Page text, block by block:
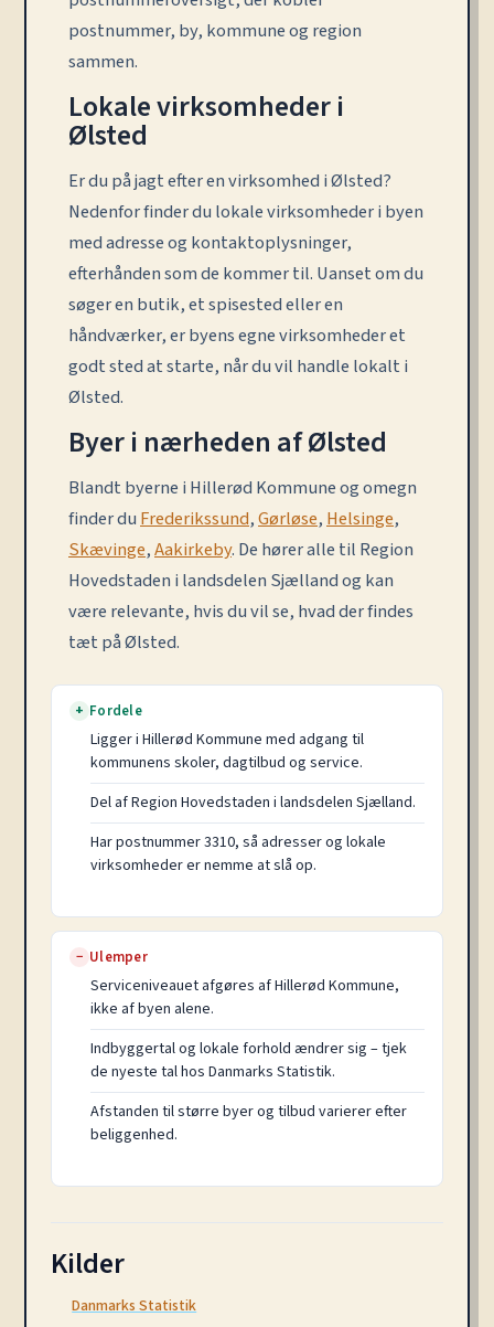
postnummer, by, kommune og region
sammen.
Lokale virksomheder i
Ølsted
Er du på jagt efter en virksomhed i Ølsted?
Nedenfor finder du lokale virksomheder i byen
med adresse og kontaktoplysninger,
efterhånden som de kommer til. Uanset om du
søger en butik, et spisested eller en
håndværker, er byens egne virksomheder et
godt sted at starte, når du vil handle lokalt i
Ølsted.
Byer i nærheden af Ølsted
Blandt byerne i Hillerød Kommune og omegn
finder duFrederikssund,Gørløse,Helsinge,
Skævinge,Aakirkeby. De hører alle til Region
Hovedstaden i landsdelen Sjælland og kan
være relevante, hvis du vil se, hvad der findes
tæt på Ølsted.
+ Fordele
Ligger i Hillerød Kommune med adgang til
kommunens skoler, dagtilbud og service.
Del af Region Hovedstaden i landsdelen Sjælland.
Har postnummer 3310, så adresser og lokale
virksomheder er nemme at slå op.
− Ulemper
Serviceniveauet afgøres af Hillerød Kommune,
ikke af byen alene.
Indbyggertal og lokale forhold ændrer sig – tjek
de nyeste tal hos Danmarks Statistik.
Afstanden til større byer og tilbud varierer efter
beliggenhed.
Kilder
Danmarks Statistik